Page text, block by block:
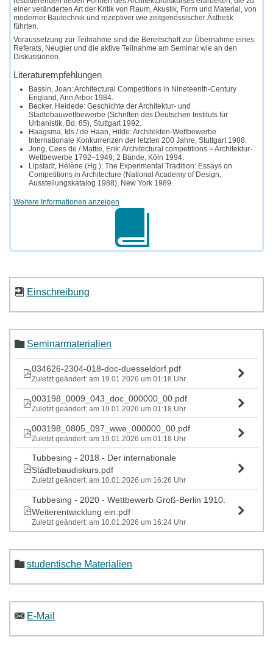
einer veränderten Art der Kritik von Raum, Akustik, Form und Material, von
moderner Bautechnik und rezeptiver wie zeitgenössischer Ästhetik
führten.
Voraussetzung zur Teilnahme sind die Bereitschaft zur Übernahme eines
Referats, Neugier und die aktive Teilnahme am Seminar wie an den
Diskussionen.
Literaturempfehlungen
Bassin, Joan: Architectural Competitions in Nineteenth-Century
England, Ann Arbor 1984.
Becker, Heidede: Geschichte der Architektur- und
Städtebauwettbewerbe (Schriften des Deutschen Instituts für
Urbanistik, Bd. 85), Stuttgart 1992.
Haagsma, Ids / de Haan, Hilde: Architekten-Wettbewerbe.
Internationale Konkurrenzen der letzten 200 Jahre, Stuttgart 1988.
Jong, Cees de / Mattie, Erik: Architectural competitions = Architektur-
Wettbewerbe 1792–1949, 2 Bände, Köln 1994.
Lipstadt, Hélène (Hg.): The Experimental Tradition: Essays on
Competitions in Architecture (National Academy of Design,
Ausstellungskatalog 1988), New York 1989.
Weitere Informationen anzeigen
Einschreibung
Seminarmaterialien
034626-2304-018-doc-duesseldorf.pdf
Zuletzt geändert: am 19.01.2026 um 01:18 Uhr
003198_0009_043_doc_000000_00.pdf
Zuletzt geändert: am 19.01.2026 um 01:18 Uhr
003198_0805_097_wwe_000000_00.pdf
Zuletzt geändert: am 19.01.2026 um 01:18 Uhr
Tubbesing - 2018 - Der internationale
Städtebaudiskurs.pdf
Zuletzt geändert: am 10.01.2026 um 16:26 Uhr
Tubbesing - 2020 - Wettbewerb Groß-Berlin 1910.
Weiterentwicklung ein.pdf
Zuletzt geändert: am 10.01.2026 um 16:24 Uhr
studentische Materialien
E-Mail